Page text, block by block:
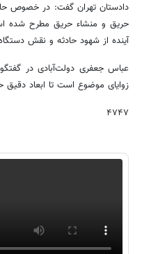
دادستان تهران گفت: در خصوص
حریق و منشاء حریق مطرح شده
آینده از شهود حادثه و نقش
عباس جعفری دولت‌آبادی در
زوایای موضوع است تا ابعاد
۴۷۴۷